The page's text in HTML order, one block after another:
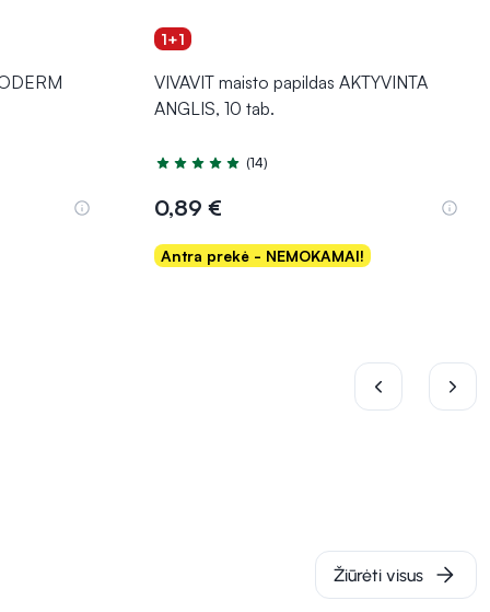
1+1
VIVAVIT maisto papildas AKTYVINTA
ANGLIS, 10 tab.
Įvertinimas 5.0 iš 5
(14)
0,89 €
Antra prekė - NEMOKAMAI!
Į krepšelį
Žiūrėti visus